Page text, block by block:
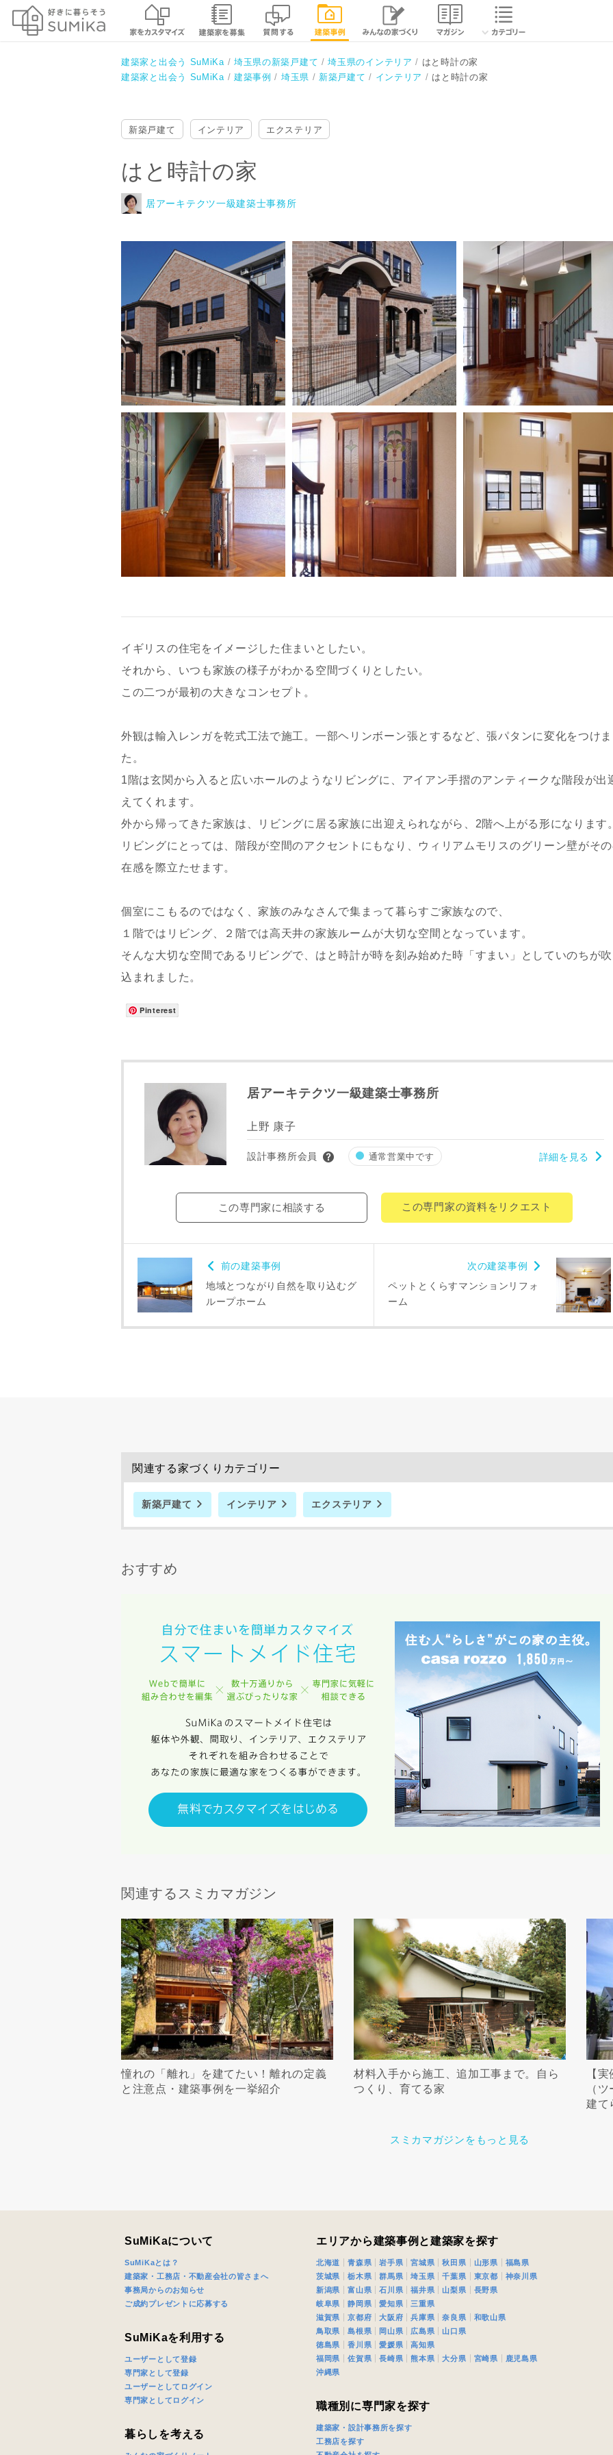
閉じる
建築家と出会う SuMiKa 埼玉県の新築戸建て 埼玉県のインテリア
はと時計の家
建築家と出会う SuMiKa
建築事例 埼玉県 新築戸建て インテリア はと時計の家
はと時計の家
居アーキテクツ一級建築士事務所
新築戸建て インテリア エクステリア
はと時計の家
居アーキテクツ一級建築士事務所
イギリスの住宅をイメージした住まいとしたい。
それから、いつも家族の様子がわかる空間づくりとしたい。
この二つが最初の大きなコンセプト。
外観は輸入レンガを乾式工法で施工。一部ヘリンボーン張とするなど、張パタンに変化をつけ
た。
1階は玄関から入ると広いホールのようなリビングに、アイアン手摺のアンティークな階段が出
えてくれます。
外から帰ってきた家族は、リビングに居る家族に出迎えられながら、2階へ上がる形になります
リビングにとっては、階段が空間のアクセントにもなり、ウィリアムモリスのグリーン壁がそ
在感を際立たせます。
個室にこもるのではなく、家族のみなさんで集まって暮らすご家族なので、
１階ではリビング、２階では高天井の家族ルームが大切な空間となっています。
そんな大切な空間であるリビングで、はと時計が時を刻み始めた時「すまい」としていのちが
込まれました。
Pinterest
居アーキテクツ一級建築士事務所
上野 康子
設計事務所会員 通常営業中です 詳細を見る
この専門家に相談する この専門家の資料をリクエスト
前の建築事例
地域とつながり自然を取り込むグ
ループホーム
次の建築事例
ペットとくらすマンションリフォ
ーム
関連する家づくりカテゴリー
新築戸建て インテリア エクステリア
おすすめ
関連するスミカマガジン
憧れの「離れ」を建てたい！離れの定義
と注意点・建築事例を一挙紹介
材料入手から施工、追加工事まで。自ら
つくり、育てる家
【
（
建て
スミカマガジンをもっと見る
お名前
メールアドレス
都道府県
希望の予算
完成希望時期
資料請求にあたっての注意事項
当社は，当社の プライバシーポリシー
に則って，いただいた情報を利用します。
当社はお客様からいただいた個人情報を，お客様が指定された専門家へ提供すること、ま
スのご案内のために利用します。
当社は、本サービス又は利用契約に関し，お客様に発生した損害について、債務不履行責
任、その他の法律上の請求原因の如何を問わず賠償の責任を負わないものとします。
当社は、お客様が本サービスを利用することにより第三者との間で生じた紛争等について
キャンセル 入力内容を送信する
SuMiKaについて
SuMiKaとは？
建築家・工務店・不動産会社の皆さまへ
事務局からのお知らせ
ご成約プレゼントに応募する
SuMiKaを利用する
ユーザーとして登録
専門家として登録
ユーザーとしてログイン
専門家としてログイン
暮らしを考える
エリアから建築事例と建築家を探す
北海道 青森県 岩手県 宮城県 秋田県 山形県
福島県
茨城県
栃木県 群馬県 埼玉県 千葉県 東京都
神奈川県
新潟県
富山県 石川県 福井県 山梨県
長野県
岐阜県
静岡県 愛知県
三重県
滋賀県
京都府 大阪府 兵庫県 奈良県
和歌山県
鳥取県
島根県 岡山県 広島県
山口県
徳島県
香川県 愛媛県
高知県
福岡県
佐賀県 長崎県 熊本県 大分県 宮崎県
鹿児島県
沖縄県
職種別に専門家を探す
建築家・設計事務所を探す
工務店を探す